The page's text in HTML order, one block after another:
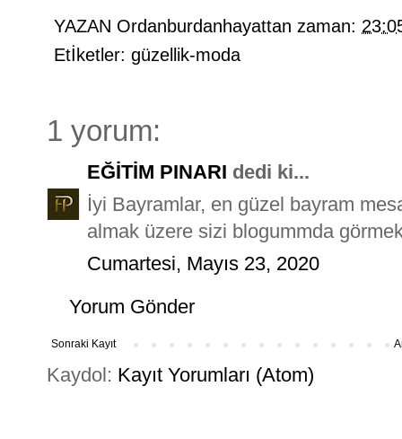
YAZAN Ordanburdanhayattan zaman:
Etİketler: güzellik-moda
1 yorum:
EĞİTİM PINARI dedi ki...
İyi Bayramlar, en güzel bayram
almak üzere sizi blogummda
Cumartesi, Mayıs 23, 2020
Yorum Gönder
Sonraki Kayıt
Kaydol: Kayıt Yorumları (Atom)